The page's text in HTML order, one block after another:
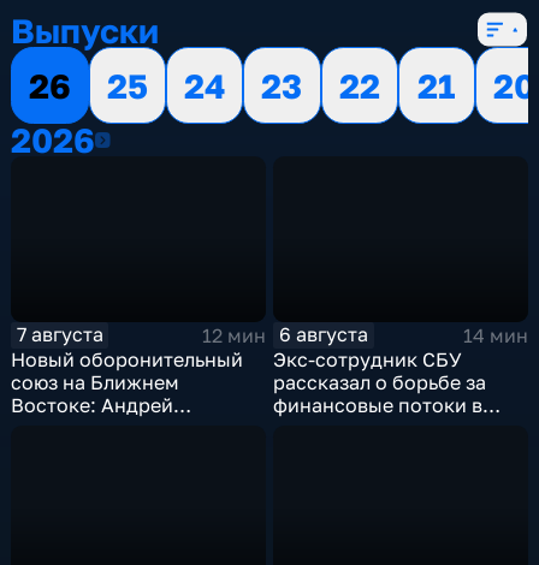
Выпуски
26
25 24 23 22 21
20
20262026
7 августа
12 мин
Новый оборонительный
союз на Ближнем
Востоке: Андрей
6 августа
14 мин
Экс-сотрудник СБУ
рассказал о борьбе за
финансовые потоки в